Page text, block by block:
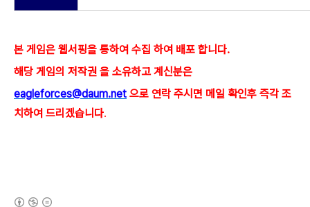
본 게임은 웹서핑을 통하여 수집 하여 배포 합니다.
해당 게임의 저작권 을 소유하고 계신분은
eagleforces@daum.net 으로 연락 주시면 메일 확인후 즉각 조
치하여 드리겠습니다.